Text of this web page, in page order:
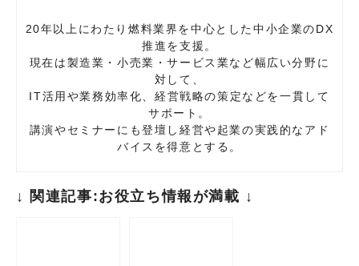
20年以上にわたり燃料業界を中心とした中小企業のDX
推進を支援。
現在は製造業・小売業・サービス業など幅広い分野に
対して、
IT活用や業務効率化、経営戦略の策定などを一貫して
サポート。
講演やセミナーにも登壇し経営や起業の実践的なアド
バイスを得意とする。
↓ 関連記事:お役立ち情報が満載 ↓